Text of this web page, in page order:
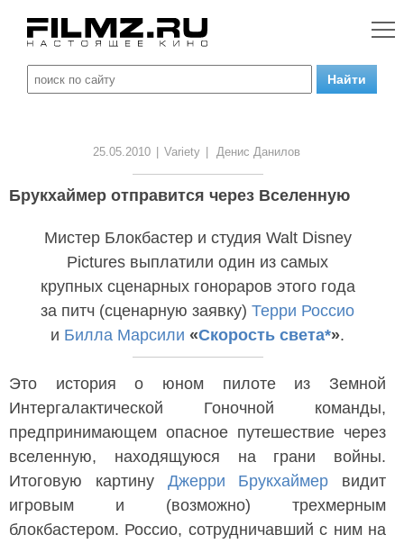
25.05.2010 Variety Денис Данилов
Брукхаймер отправится через Вселенную
Мистер Блокбастер и студия Walt Disney
Pictures выплатили один из самых
крупных сценарных гонораров этого года
за питч (сценарную заявку) Терри Россио
и Билла Марсили «Скорость света*».
Это история о юном пилоте из Земной
Интергалактической Гоночной команды,
предпринимающем опасное путешествие через
вселенную, находящуюся на грани войны.
Итоговую картину Джерри Брукхаймер видит
игровым и (возможно) трехмерным
блокбастером. Россио, сотрудничавший с ним на